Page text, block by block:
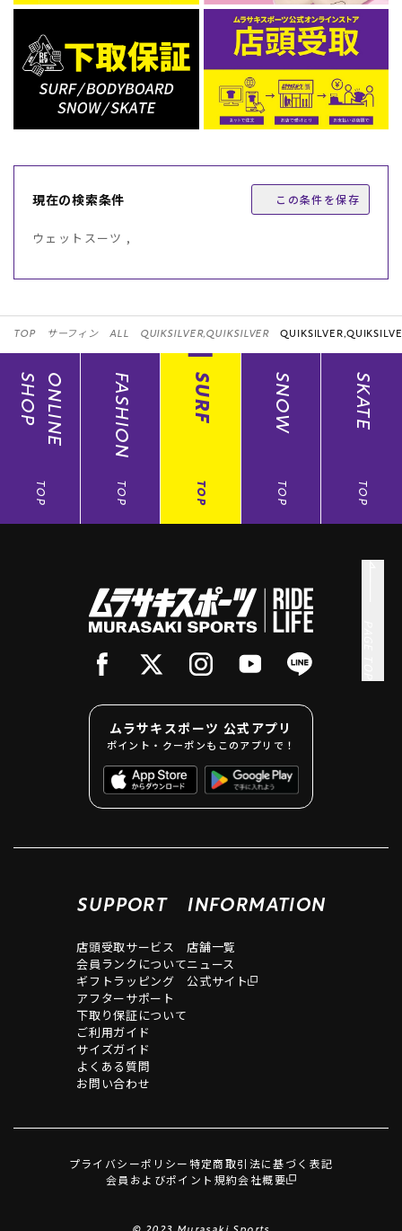
現在の検索条件 この条件を保存
ウェットスーツ ,
TOP サーフィン ALL QUIKSILVER,QUIKSILVER
ONLINE
SHOP
TOP
FASHION
TOP
SURF
TOP
SNOW
TOP
SKATE
TOP
ムラサキスポーツ 公式アプリ
ポイント・クーポンもこのアプリで！
SUPPORT
店頭受取サービス
会員ランクについて
ギフトラッピング
アフターサポート
下取り保証について
ご利用ガイド
サイズガイド
よくある質問
お問い合わせ
INFORMATION
店舗一覧
ニュース
公式サイト
プライバシーポリシー特定商取引法に基づく表記
会員およびポイント規約会社概要